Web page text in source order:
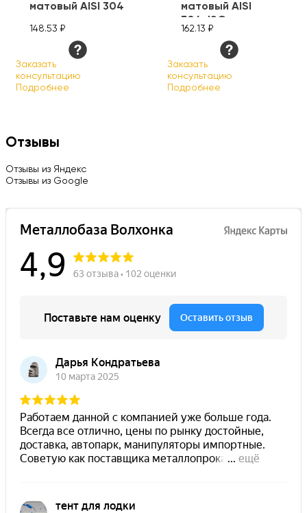
матовый AISI 304
148.53 ₽
Заказать
консультацию
Подробнее
матовый AISI
304, ISO
162.13 ₽
Заказать
консультацию
Подробнее
Отзывы
Отзывы из Яндекс
Отзывы из Google